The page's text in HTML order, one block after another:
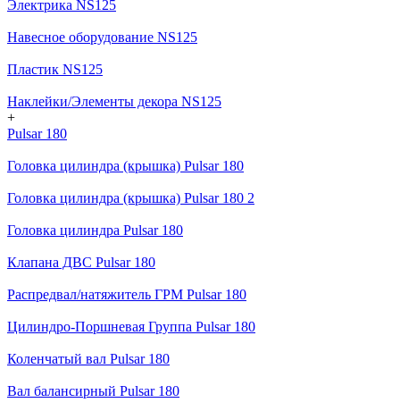
Электрика NS125
Навесное оборудование NS125
Пластик NS125
Наклейки/Элементы декора NS125
+
Pulsar 180
Головка цилиндра (крышка) Pulsar 180
Головка цилиндра (крышка) Pulsar 180 2
Головка цилиндра Pulsar 180
Клапана ДВС Pulsar 180
Распредвал/натяжитель ГРМ Pulsar 180
Цилиндро-Поршневая Группа Pulsar 180
Коленчатый вал Pulsar 180
Вал балансирный Pulsar 180